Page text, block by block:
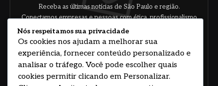
Receba as últimas notícias de São Paulo e região.
Conectamos empresas e pessoas com ética, profissionalismo
e responsabilidade.
Nós respeitamos sua privacidade
Os cookies nos ajudam a melhorar sua
experiência, fornecer conteúdo personalizado e
analisar o tráfego. Você pode escolher quais
cookies permitir clicando em Personalizar.